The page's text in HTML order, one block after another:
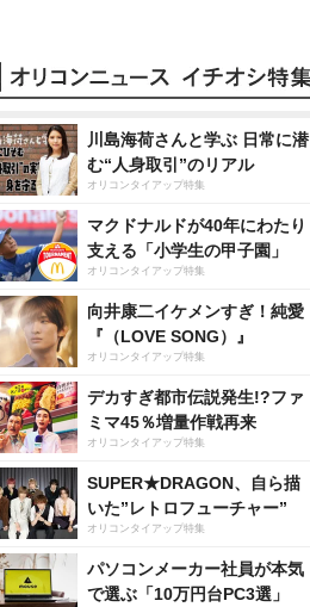
川島海荷さんと学ぶ 日常に潜
む“人身取引”のリアル
オリコンタイアップ特集
マクドナルドが40年にわたり
支える「小学生の甲子園」
オリコンタイアップ特集
向井康二イケメンすぎ！純愛
『（LOVE SONG）』
オリコンタイアップ特集
デカすぎ都市伝説発生!?ファ
ミマ45％増量作戦再来
オリコンタイアップ特集
SUPER★DRAGON、自ら描
いた”レトロフューチャー”
オリコンタイアップ特集
パソコンメーカー社員が本気
で選ぶ「10万円台PC3選」